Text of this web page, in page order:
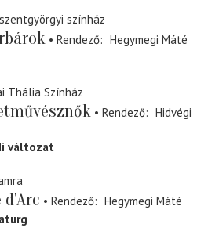
színház
Rendező
Hegymegi Máté
Thália Színház
Rendező
Hidvégi
változat
d'Arc Rendező
Hegymegi Máté